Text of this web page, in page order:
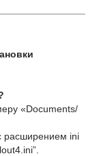
«Documents/
расширением ini